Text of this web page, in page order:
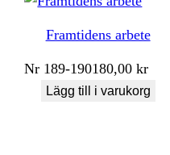
Framtidens arbete
Nr 189-190180,00kr
Lägg till i varukorg